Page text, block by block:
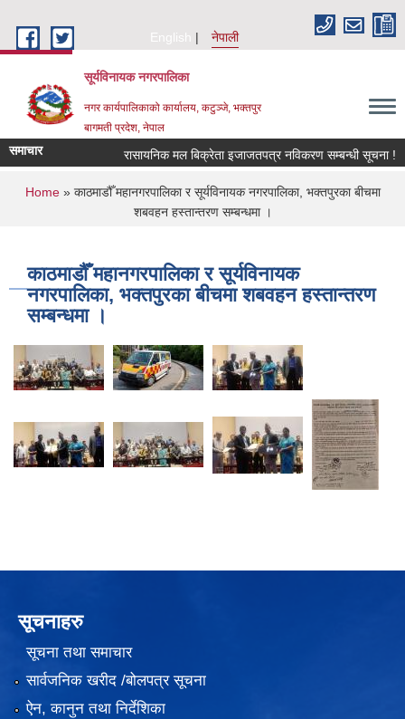
English
नेपाली
सूर्यविनायक नगरपालिका
नगर कार्यपालिकाको कार्यालय, कटुञ्जे, भक्तपुर
बागमती प्रदेश, नेपाल
समाचार रासायनिक मल बिक्रेता इजाजतपत्र नविकरण सम्बन्धी सूचना !
You are here
Home» काठमाडौँ महानगरपालिका र सूर्यविनायक नगरपालिका, भक्तपुरका बीचमा
शबवहन हस्तान्तरण सम्बन्धमा ।
काठमाडौँ महानगरपालिका र सूर्यविनायक
नगरपालिका, भक्तपुरका बीचमा शबवहन हस्तान्तरण
सम्बन्धमा ।
सूचनाहरु
सूचना तथा समाचार
सार्वजनिक खरीद /बोलपत्र सूचना
ऐन, कानुन तथा निर्देशिका